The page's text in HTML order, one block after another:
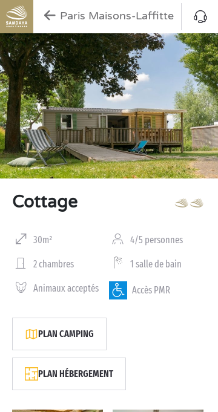
Paris Maisons-Laffitte
Cottage
30m² 4/5 personnes
2 chambres 1 salle de bain
Animaux acceptés Accès PMR
PLAN CAMPING
PLAN HÉBERGEMENT